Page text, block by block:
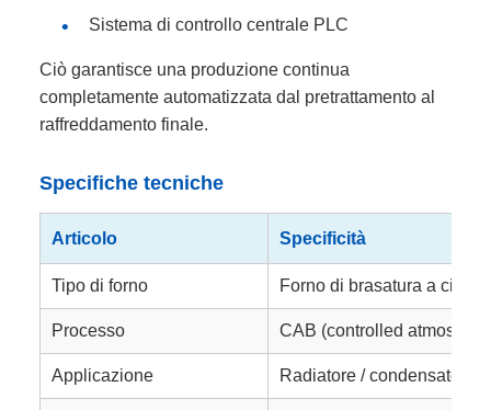
Sistema di controllo centrale PLC
Ciò garantisce una produzione continua
completamente automatizzata dal pretrattamento al
raffreddamento finale.
Specifiche tecniche
Articolo Specificità
Tipo di forno Forno di brasatura a
Processo CAB (controlled
Applicazione Radiatore / condensatore